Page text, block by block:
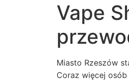
Vape
Miasto Rzeszów
Coraz więcej